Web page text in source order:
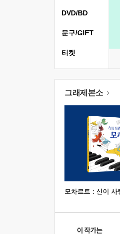
DVD/BD
문구/GIFT
티켓
그래제본소
모차르트 : 신이 사